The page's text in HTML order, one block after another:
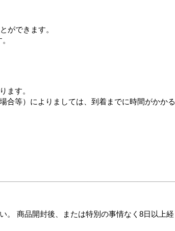
ができます。
ます。
合等）によりましては、到着までに時間がかかる
。 商品開封後、または特別の事情なく8日以上経